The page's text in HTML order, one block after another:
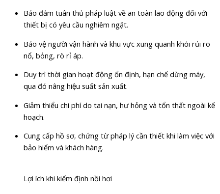
Bảo đảm tuân thủ pháp luật về an toàn lao động đối với
thiết bị có yêu cầu nghiêm ngặt.
Bảo vệ người vận hành và khu vực xung quanh khỏi rủi ro
nổ, bỏng, rò rỉ áp.
Duy trì thời gian hoạt động ổn định, hạn chế dừng máy,
qua đó nâng hiệu suất sản xuất.
Giảm thiểu chi phí do tai nạn, hư hỏng và tổn thất ngoài kế
hoạch.
Cung cấp hồ sơ, chứng từ pháp lý cần thiết khi làm việc với
bảo hiểm và khách hàng.
Lợi ích khi kiểm định nồi hơi